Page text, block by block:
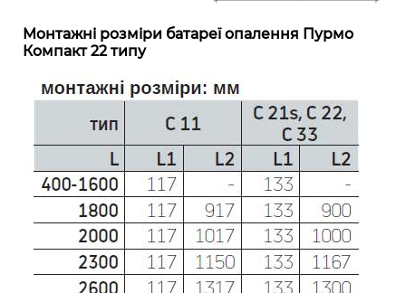
Монтажні розміри батареї опалення Пурмо
Компакт 22 типу